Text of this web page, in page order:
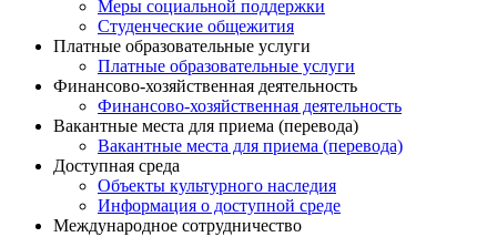
Меры социальной поддержки
Студенческие общежития
Платные образовательные услуги
Платные образовательные услуги
Финансово-хозяйственная деятельность
Финансово-хозяйственная деятельность
Вакантные места для приема (перевода)
Вакантные места для приема (перевода)
Доступная среда
Объекты культурного наследия
Информация о доступной среде
Международное сотрудничество